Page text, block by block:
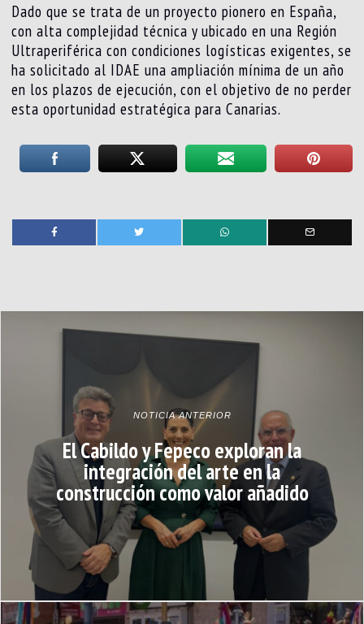
Dado que se trata de un proyecto pionero en España,
con alta complejidad técnica y ubicado en una Región
Ultraperiférica con condiciones logísticas exigentes, se
ha solicitado al IDAE una ampliación mínima de un año
en los plazos de ejecución, con el objetivo de no perder
esta oportunidad estratégica para Canarias.
NOTICIA ANTERIOR
El Cabildo y Fepeco exploran la
integración del arte en la
construcción como valor añadido